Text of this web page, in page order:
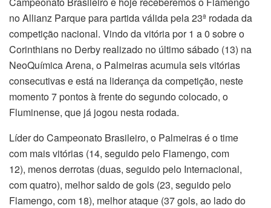
no Allianz Parque para partida válida pela 23ª rodada da
competição nacional. Vindo da vitória por 1 a 0 sobre o
Corinthians no Derby realizado no último sábado (13) na
NeoQuímica Arena, o Palmeiras acumula seis vitórias
consecutivas e está na liderança da competição, neste
momento 7 pontos à frente do segundo colocado, o
Fluminense, que já jogou nesta rodada.
Líder do Campeonato Brasileiro, o Palmeiras é o time
com mais vitórias (14, seguido pelo Flamengo, com
12), menos derrotas (duas, seguido pelo Internacional,
com quatro), melhor saldo de gols (23, seguido pelo
Flamengo, com 18), melhor ataque (37 gols, ao lado do